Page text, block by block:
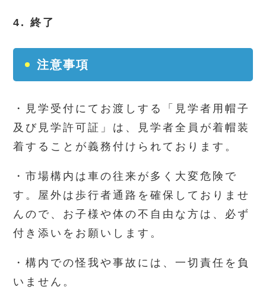
4. 終了
注意事項
・見学受付にてお渡しする「見学者用帽子
及び見学許可証」は、見学者全員が着帽装
着することが義務付けられております。
・市場構内は車の往来が多く大変危険で
す。屋外は歩行者通路を確保しておりませ
んので、お子様や体の不自由な方は、必ず
付き添いをお願いします。
・構内での怪我や事故には、一切責任を負
いません。